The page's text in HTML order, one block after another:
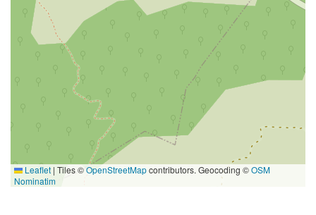
Leaflet | Tiles ©OpenStreetMapcontributors. Geocoding ©OSM
Nominatim